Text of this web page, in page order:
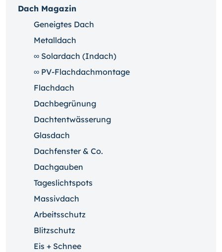
Dach Magazin
Geneigtes Dach
Metalldach
∞ Solardach (Indach)
∞ PV-Flachdachmontage
Flachdach
Dachbegrünung
Dachtentwässerung
Glasdach
Dachfenster & Co.
Dachgauben
Tageslichtspots
Massivdach
Arbeitsschutz
Blitzschutz
Eis + Schnee